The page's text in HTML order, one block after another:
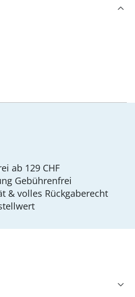
ab 129 CHF
Gebührenfrei
& volles Rückgaberecht